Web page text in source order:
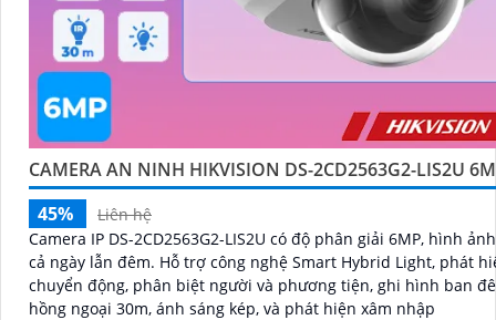
CAMERA AN NINH HIKVISION DS-2CD2563G2-LIS2U
45%
Liên hệ
Camera IP DS-2CD2563G2-LIS2U có độ phân giải 6MP, hình
cả ngày lẫn đêm. Hỗ trợ công nghệ Smart Hybrid Light, phát hiện
chuyển động, phân biệt người và phương tiện, ghi hình ban
hồng ngoại 30m, ánh sáng kép, và phát hiện xâm nhập